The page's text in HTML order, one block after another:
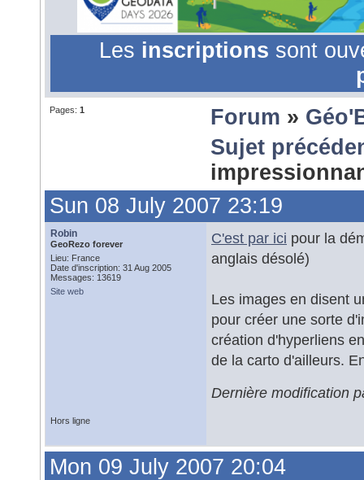
Les inscriptions sont
Pages: 1 Forum »
Sujet
Sun 08 July 2007 23:19
Robin
GeoRezo forever
Lieu: France
Date d'inscription: 31 Aug 2005
Messages: 13619
Site web
C'est par ici pour la
anglais désolé)
Les images en disent
pour créer une sorte
création d'hyperliens
de la carto d'ailleurs.
Dernière modification
Hors ligne
Mon 09 July 2007 20:04